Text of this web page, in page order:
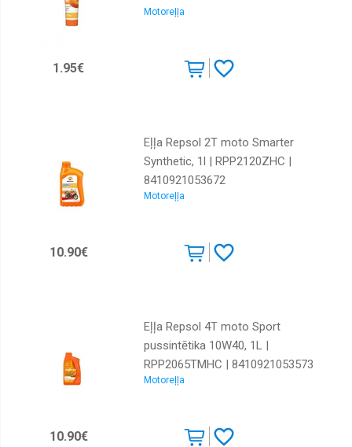
Motoreļļa
1.95€
Eļļa Repsol 2T moto Smarter
Synthetic, 1l | RPP2120ZHC |
8410921053672
Motoreļļa
10.90€
Eļļa Repsol 4T moto Sport
pussintētika 10W40, 1L |
RPP2065TMHC | 8410921053573
Motoreļļa
10.90€